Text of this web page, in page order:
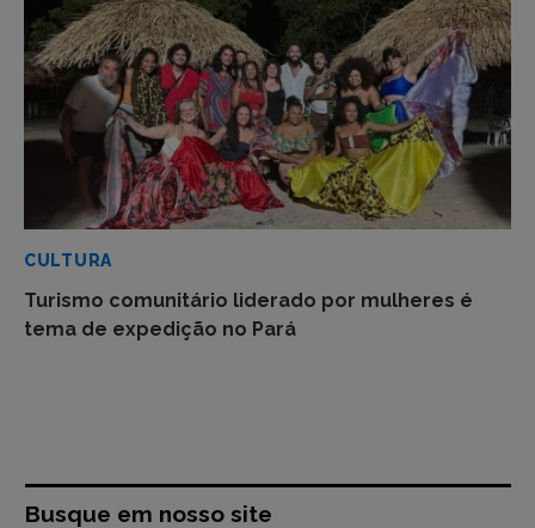
CULTURA
Turismo comunitário liderado por mulheres é
tema de expedição no Pará
Busque em nosso site